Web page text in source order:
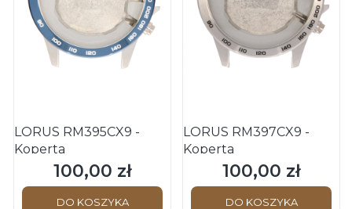
LORUS RM395CX9 -
Koperta
Cena
100,00 zł
DO KOSZYKA
LORUS RM397CX9 -
Koperta
Cena
100,00 zł
DO KOSZYKA